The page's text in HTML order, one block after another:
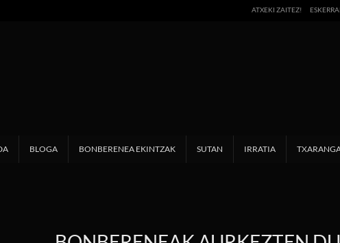
ATXEKI ZAITEZ!
BLOGA BONBERENEA EKINTZAK SUTAN IRRATIA